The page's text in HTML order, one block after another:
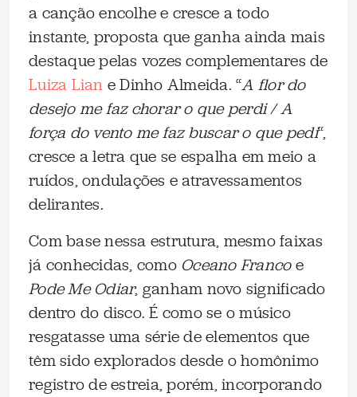
a canção encolhe e cresce a todo
instante, proposta que ganha ainda mais
destaque pelas vozes complementares de
Luiza Lian e Dinho Almeida. “A flor do
desejo me faz chorar o que perdi / A
força do vento me faz buscar o que pedi“,
cresce a letra que se espalha em meio a
ruídos, ondulações e atravessamentos
delirantes.
Com base nessa estrutura, mesmo faixas
já conhecidas, como Oceano Francoe
Pode Me Odiar, ganham novo significado
dentro do disco. É como se o músico
resgatasse uma série de elementos que
têm sido explorados desde o homônimo
registro de estreia, porém, incorporando